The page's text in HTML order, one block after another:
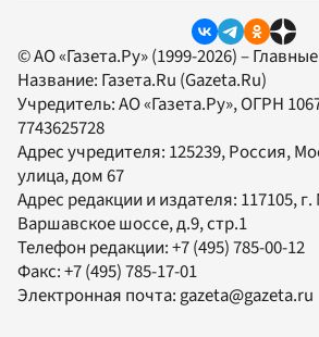
© АО «Газета.Ру» (1999-2026) –
Название: Газета.Ru (Gazeta.Ru)
Учредитель:АО «Газета.Ру», ОГРН
7743625728
Адрес учредителя: 125239, Россия,
улица, дом 67
Адрес редакции и издателя: 117105, г.
Варшавское шоссе, д.9, стр.1
Телефон редакции:+7 (495) 785-00-12
Факс:+7 (495) 785-17-01
Электронная почта:gazeta@gazeta.ru